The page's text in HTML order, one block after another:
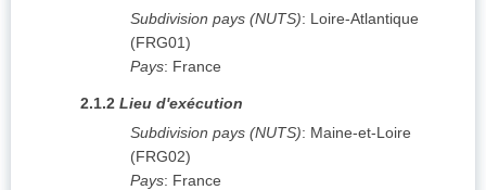
Subdivision pays (NUTS): Loire-Atlantique
(FRG01)
Pays: France
2.1.2 Lieu d'exécution
Subdivision pays (NUTS): Maine-et-Loire
(FRG02)
Pays: France